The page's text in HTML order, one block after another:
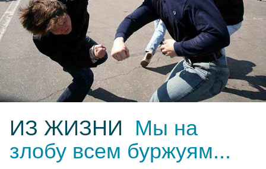
ИЗ ЖИЗНИ Мы на
злобу всем буржуям...